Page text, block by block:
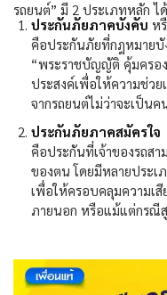
รถยนต์” มี 2 ประเภทหลัก ไ
ประกันภัยภาคบังคับ ห
คือประกันภัยที่กฎหมาย
“พระราชบัญญัติ คุ้มครอ
ประสงค์เพื่อให้ความช่ว
จากรถยนต์ไม่ว่าจะเป็นค
ประกันภัยภาคสมัครใจ
คือประกันที่เจ้าของรถสา
ของตน โดยมีหลายประเ
เพื่อให้ครอบคลุมความเสี
ภายนอก หรือแม้แต่กรณี